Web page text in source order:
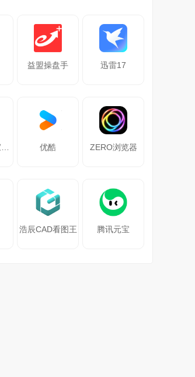
益盟操盘手 迅雷17
优酷 ZERO浏览器
浩辰CAD看图王 腾讯元宝